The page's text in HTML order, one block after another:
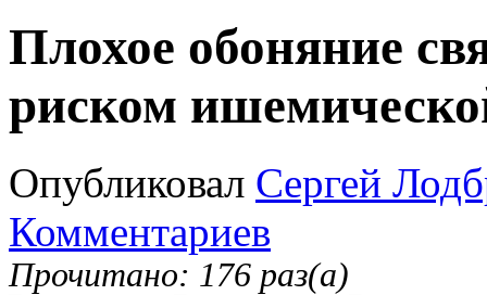
Плохое обоняние
риском
Опубликовал Сергей
Комментариев
Прочитано: 176 раз(а)